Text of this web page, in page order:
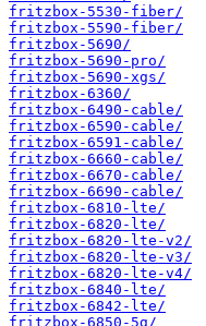
fritzbox-5530-fiber/
fritzbox-5590-fiber/
fritzbox-5690/
fritzbox-5690-pro/
fritzbox-5690-xgs/
fritzbox-6360/
fritzbox-6490-cable/
fritzbox-6590-cable/
fritzbox-6591-cable/
fritzbox-6660-cable/
fritzbox-6670-cable/
fritzbox-6690-cable/
fritzbox-6810-lte/
fritzbox-6820-lte/
fritzbox-6820-lte-v2/
fritzbox-6820-lte-v3/
fritzbox-6820-lte-v4/
fritzbox-6840-lte/
fritzbox-6842-lte/
fritzbox-6850-5g/